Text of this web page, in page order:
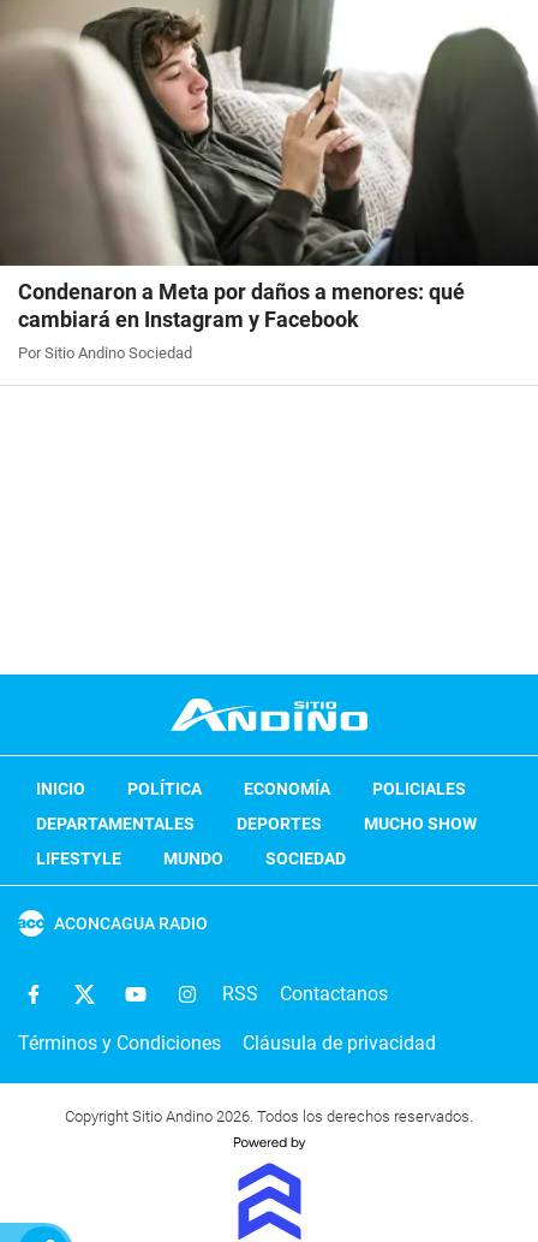
Condenaron a Meta por daños a menores: qué
cambiará en Instagram y Facebook
Por Sitio Andino Sociedad
INICIO POLÍTICA ECONOMÍA
POLICIALES
DEPARTAMENTALES
DEPORTES
MUCHO SHOW
LIFESTYLE
MUNDO SOCIEDAD
ACONCAGUA RADIO
RSS Contactanos
Términos y Condiciones Cláusula de privacidad
Copyright Sitio Andino 2026. Todos los derechos reservados.